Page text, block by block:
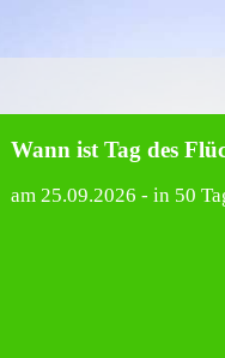
Wann ist Tag des
am25.09.2026 - in 50